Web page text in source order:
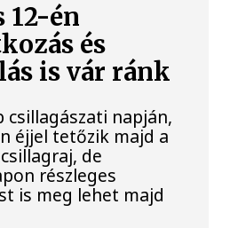
12-én
és
is vár ránk
csillagászati napján,
éjjel tetőzik majd a
de
részleges
is meg lehet majd